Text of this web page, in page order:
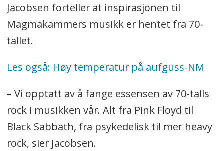
Jacobsen forteller at inspirasjonen til
Magmakammers musikk er hentet fra 70-
tallet.
Les også: Høy temperatur på aufguss-NM
– Vi opptatt av å fange essensen av 70-talls
rock i musikken vår. Alt fra Pink Floyd til
Black Sabbath, fra psykedelisk til mer heavy
rock, sier Jacobsen.